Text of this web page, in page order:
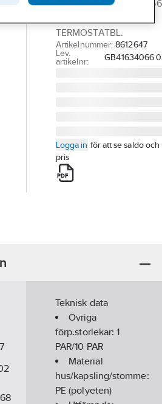
BACKVENTIL VA
TERMOSTATBL.
Artikelnummer: 8612647
Lev.
artikelnr:
GB41634066
Logga in för att se saldo och
pris
Teknisk data
Övriga
förp.storlekar:1
PAR/10 PAR
Material
hus/kapsling/stomme:
PE (polyeten)